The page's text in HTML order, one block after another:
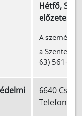
Hétfő,
A
a Szentesi
63) 561-041
6640
Telefon: